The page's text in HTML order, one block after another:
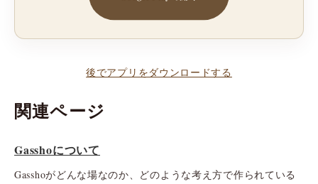
後でアプリをダウンロードする
関連ページ
Gasshoについて
Gasshoがどんな場なのか、どのような考え方で作られている